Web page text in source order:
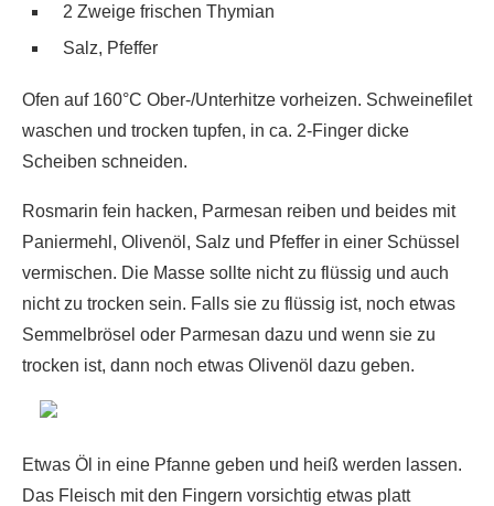
2 Zweige frischen Thymian
Salz, Pfeffer
Ofen auf 160°C Ober-/Unterhitze vorheizen. Schweinefilet
waschen und trocken tupfen, in ca. 2-Finger dicke
Scheiben schneiden.
Rosmarin fein hacken, Parmesan reiben und beides mit
Paniermehl, Olivenöl, Salz und Pfeffer in einer Schüssel
vermischen. Die Masse sollte nicht zu flüssig und auch
nicht zu trocken sein. Falls sie zu flüssig ist, noch etwas
Semmelbrösel oder Parmesan dazu und wenn sie zu
trocken ist, dann noch etwas Olivenöl dazu geben.
Etwas Öl in eine Pfanne geben und heiß werden lassen.
Das Fleisch mit den Fingern vorsichtig etwas platt